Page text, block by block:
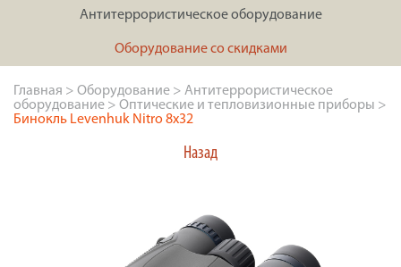
Антитеррористическое оборудование
Оборудование со скидками
Главная > Оборудование > Антитеррористическое
оборудование > Оптические и тепловизионные приборы >
Бинокль Levenhuk Nitro 8x32
Назад